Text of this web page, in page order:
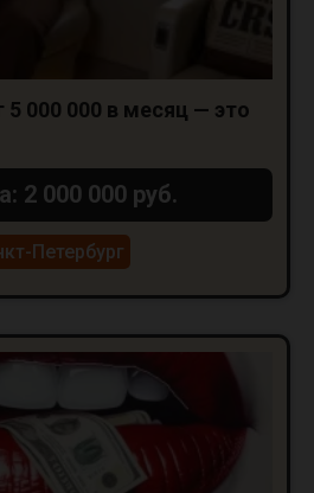
5 000 000 в месяц — это
2 000 000 руб.
Петербург